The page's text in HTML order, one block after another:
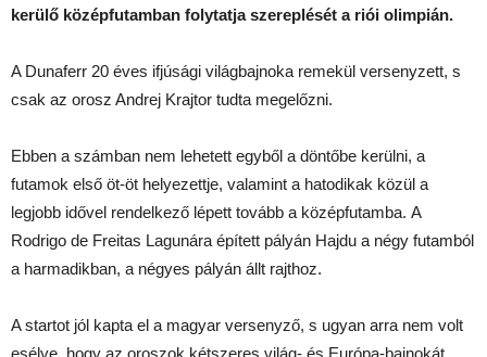
kerülő középfutamban folytatja szereplését a riói olimpián.
A Dunaferr 20 éves ifjúsági világbajnoka remekül versenyzett, s
csak az orosz Andrej Krajtor tudta megelőzni.
Ebben a számban nem lehetett egyből a döntőbe kerülni, a
futamok első öt-öt helyezettje, valamint a hatodikak közül a
legjobb idővel rendelkező lépett tovább a középfutamba. A
Rodrigo de Freitas Lagunára épített pályán Hajdu a négy futamból
a harmadikban, a négyes pályán állt rajthoz.
A startot jól kapta el a magyar versenyző, s ugyan arra nem volt
esélye, hogy az oroszok kétszeres világ- és Európa-bajnokát